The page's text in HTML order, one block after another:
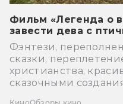
Фильм «Легенда о
завести дева с
Фэнтези,
сказки,
христианства,
сказочными